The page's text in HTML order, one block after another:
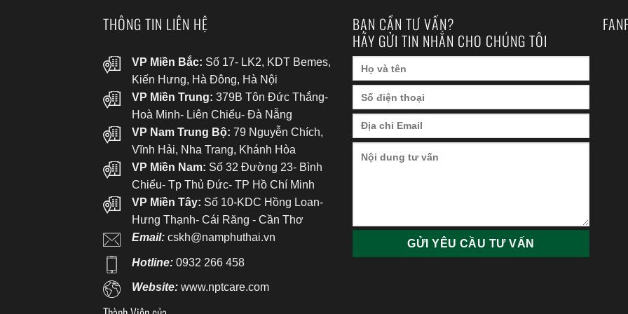
THÔNG TIN LIÊN HỆ
VP Miền Bắc: Số 17- LK2, KDT Bemes,
Kiến Hưng, Hà Đông, Hà Nội
VP Miền Trung: 379B Tôn Đức Thắng-
Hoà Minh- Liên Chiểu- Đà Nẵng
VP Nam Trung Bộ: 79 Nguyễn Chích,
Vĩnh Hải, Nha Trang, Khánh Hòa
VP Miền Nam: Số 32 Đường 23- Bình
Chiểu- Tp Thủ Đức- TP Hồ Chí Minh
VP Miền Tây: Số 10-KDC Hồng Loan-
Hưng Thạnh- Cái Răng - Cần Thơ
Email: cskh@namphuthai.vn
Hotline: 0932 266 458
Website:www.nptcare.com
BẠN CẦN TƯ VẤN?
HÃY GỬI TIN NHẮN CHO CHÚNG TÔI